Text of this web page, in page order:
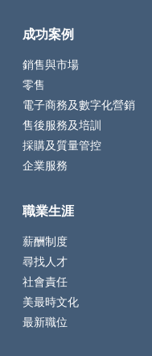
成功案例
銷售與市場
零售
電子商務及數字化營銷
售後服務及培訓
採購及質量管控
企業服務
職業生涯
薪酬制度
尋找人才
社會責任
美最時文化
最新職位